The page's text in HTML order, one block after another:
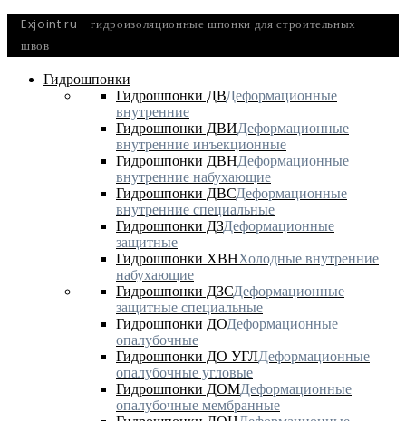
Exjoint.ru - гидроизоляционные шпонки для строительных
швов
Гидрошпонки
Гидрошпонки ДВДеформационные
внутренние
Гидрошпонки ДВИДеформационные
внутренние инъекционные
Гидрошпонки ДВНДеформационные
внутренние набухающие
Гидрошпонки ДВСДеформационные
внутренние специальные
Гидрошпонки ДЗДеформационные
защитные
Гидрошпонки ХВНХолодные внутренние
набухающие
Гидрошпонки ДЗСДеформационные
защитные специальные
Гидрошпонки ДОДеформационные
опалубочные
Гидрошпонки ДО УГЛДеформационные
опалубочные угловые
Гидрошпонки ДОМДеформационные
опалубочные мембранные